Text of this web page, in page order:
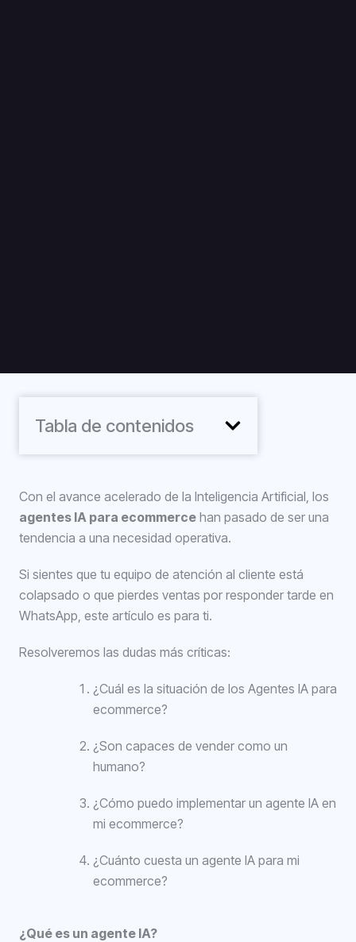
Tabla de contenidos
Con el avance acelerado de la Inteligencia Artificial, los
agentes IA para ecommerce han pasado de ser una
tendencia a una necesidad operativa.
Si sientes que tu equipo de atención al cliente está
colapsado o que pierdes ventas por responder tarde en
WhatsApp, este artículo es para ti.
Resolveremos las dudas más críticas:
¿Cuál es la situación de los Agentes IA para
ecommerce?
¿Son capaces de vender como un
humano?
¿Cómo puedo implementar un agente IA en
mi ecommerce?
¿Cuánto cuesta un agente IA para mi
ecommerce?
¿Qué es un agente IA?